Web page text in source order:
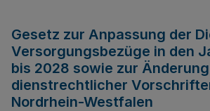
Gesetz zur Anpassung der
Versorgungsbezüge in den
bis 2028 sowie zur
dienstrechtlicher
Nordrhein-Westfalen